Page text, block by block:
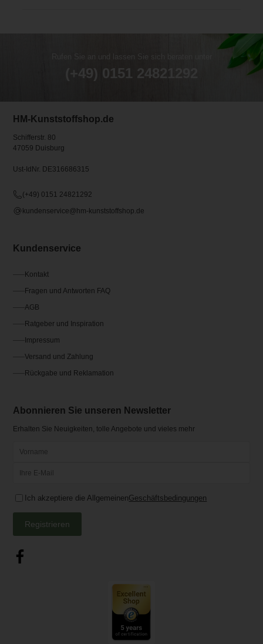
Rufen Sie an und lassen Sie sich beraten unter
(+49) 0151 24821292
HM-Kunststoffshop.de
Schifferstr. 80
47059 Duisburg
Ust-IdNr. DE316686315
(+49) 0151 24821292
kundenservice@hm-kunststoffshop.de
Kundenservice
Kontakt
Fragen und Antworten FAQ
AGB
Ratgeber und Inspiration
Impressum
Versand und Zahlung
Rückgabe und Reklamation
Abonnieren Sie unseren Newsletter
Erhalten Sie Neuigkeiten, tolle Angebote und vieles mehr
Ich akzeptiere die AllgemeinenGeschäftsbedingungen
Registrieren